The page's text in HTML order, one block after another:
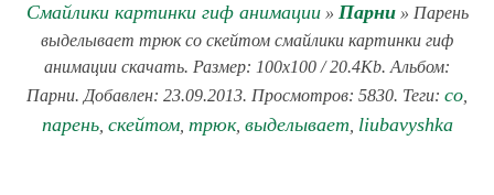
Смайлики картинки гиф анимации» Парни» Парень
выделывает трюк со скейтом смайлики картинки гиф
анимации скачать. Размер: 100x100 / 20.4Kb. Альбом:
Парни. Добавлен: 23.09.2013. Просмотров: 5830. Теги: со
парень, скейтом, трюк, выделывает liubavyshka